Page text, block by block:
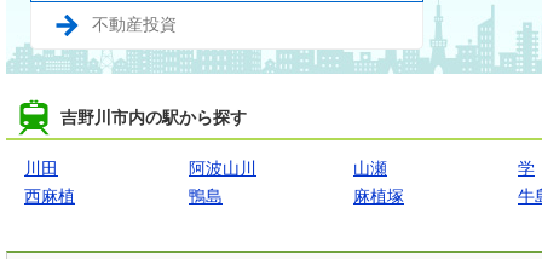
不動産投資
吉野川市内の駅から探す
川田 阿波山川 山瀬
学
西麻植
鴨島 麻植塚 牛